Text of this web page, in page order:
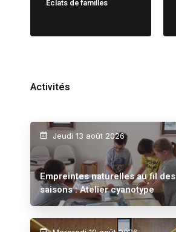
Éclats de familles
Activités
Jeudi 13 août 2026
Empreintes naturelles au fil des
saisons : Atelier cyanotype